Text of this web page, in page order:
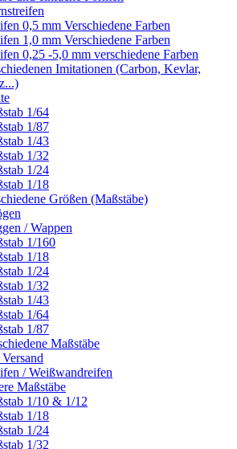
0,5 mm Verschiedene Farben
1,0 mm Verschiedene Farben
0,25 -5,0 mm verschiedene Farben
Imitationen (Carbon, Kevlar,
1/64
1/87
1/43
1/32
1/24
1/18
Größen (Maßstäbe)
/ Wappen
1/160
1/18
1/24
1/32
1/43
1/64
1/87
Maßstäbe
/ Weißwandreifen
Maßstäbe
1/10 & 1/12
1/18
1/24
1/32